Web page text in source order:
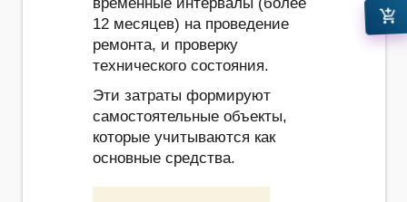
12 месяцев) на проведение
ремонта, и проверку
технического состояния.
Эти затраты формируют
самостоятельные объекты,
которые учитываются как
основные средства.
add_shopping_cart